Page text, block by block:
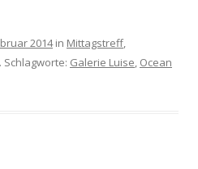
2014in Mittagstreff,
Galerie Luise, Ocean